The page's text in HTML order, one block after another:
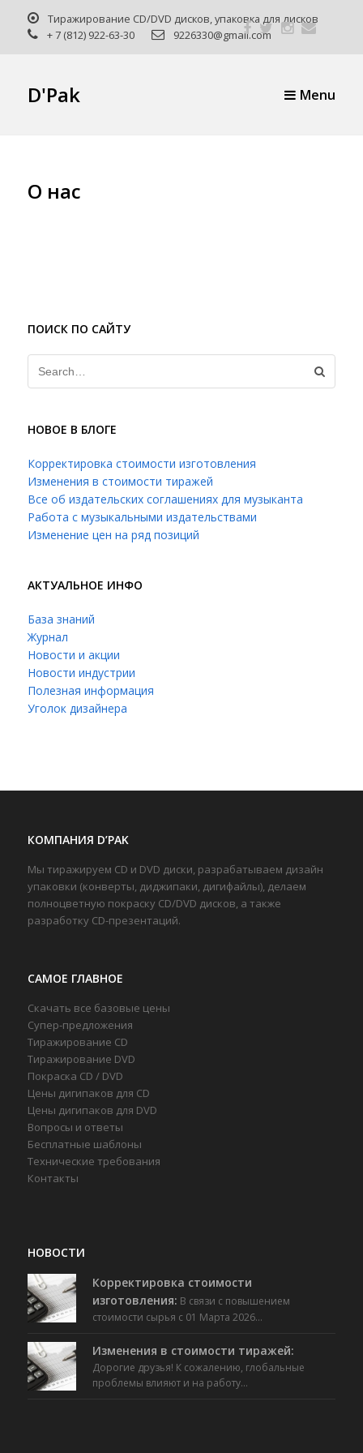
Тиражирование CD/DVD дисков, упаковка для дисков
+ 7 (812) 922-63-30
9226330@gmail.com
D'Pak Menu
О нас
ПОИСК ПО САЙТУ
НОВОЕ В БЛОГЕ
Корректировка стоимости изготовления
Изменения в стоимости тиражей
Все об издательских соглашениях для музыканта
Работа с музыкальными издательствами
Изменение цен на ряд позиций
АКТУАЛЬНОЕ ИНФО
База знаний
Журнал
Новости и акции
Новости индустрии
Полезная информация
Уголок дизайнера
КОМПАНИЯ D’PAK
Мы тиражируем CD и DVD диски, разрабатываем дизайн
упаковки (конверты, диджипаки, дигифайлы), делаем
полноцветную покраску CD/DVD дисков, а также
разработку CD-презентаций.
САМОЕ ГЛАВНОЕ
Скачать все базовые цены
Супер-предложения
Тиражирование CD
Тиражирование DVD
Покраска CD / DVD
Цены дигипаков для CD
Цены дигипаков для DVD
Вопросы и ответы
Бесплатные шаблоны
Технические требования
Контакты
НОВОСТИ
Корректировка стоимости
изготовления: В связи с повышением
стоимости сырья с 01 Марта 2026…
Изменения в стоимости тиражей:
Дорогие друзья! К сожалению, глобальные
проблемы влияют и на работу…